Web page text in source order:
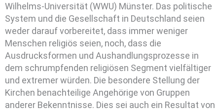
Wilhelms-Universität (WWU) Münster. Das politische
System und die Gesellschaft in Deutschland seien
weder darauf vorbereitet, dass immer weniger
Menschen religiös seien, noch, dass die
Ausdrucksformen und Aushandlungsprozesse in
dem schrumpfenden religiösen Segment vielfältiger
und extremer würden. Die besondere Stellung der
Kirchen benachteilige Angehörige von Gruppen
anderer Bekenntnisse. Dies sei auch ein Resultat von